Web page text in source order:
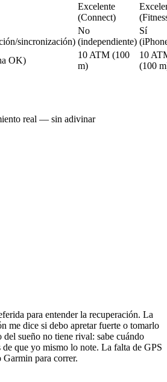
Excelente
(Connect)
sincronización)
No
(independiente)
Sí
OK)
10 ATM (100
m)
10
(100
real — sin adivinar
para entender la recuperación. La
me dice si debo apretar fuerte o tomarlo
sueño no tiene rival: sabe cuándo
de que yo mismo lo note. La falta de GPS
Garmin para correr.